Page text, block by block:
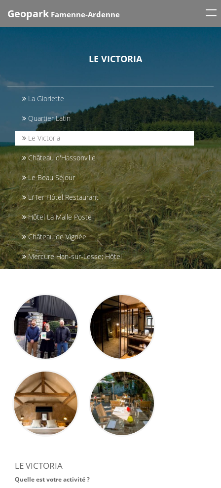
Geopark Famenne-Ardenne
LE VICTORIA
La Gloriette
Quartier Latin
Le Victoria
Château d'Hassonville
Le Beau Séjour
Li'Ter Hôtel Restaurant
Hôtel La Malle Poste
Château de Vignée
Mercure Han-sur-Lesse; Hôtel
LE VICTORIA
Quelle est votre activité ?